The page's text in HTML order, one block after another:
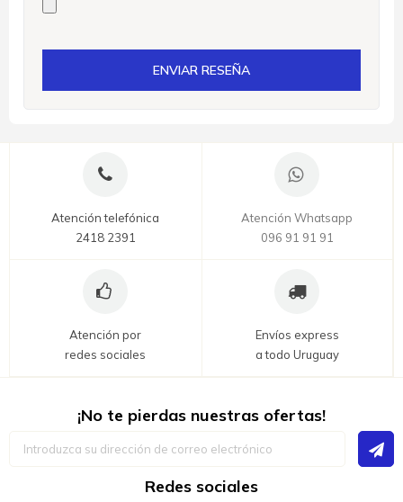
ENVIAR RESEÑA
Atención telefónica
2418 2391
Atención Whatsapp
096 91 91 91
Atención por
redes sociales
Envíos express
a todo Uruguay
¡No te pierdas nuestras ofertas!
Redes sociales